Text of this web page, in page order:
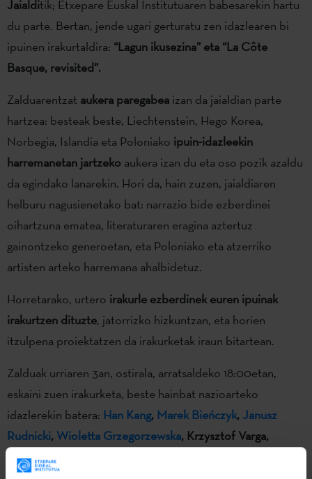
Jaialditik; Etxepare Euskal Institutuaren babesarekin hartu
du parte. Bertan, jende ugari gerturatu zen idazlearen bi
ipuinen irakurtaldira: “Lagun ikusezina” eta “La Côte
Basque, revisited”.
Zalduarentzat aukera paregabea izan da jaialdian parte
hartzea: besteak beste, Liechtenstein, Hego Korea,
Norbegia, Islandia eta Poloniako ipuin-idazleekin
harremanetan jartzeko aukera izan du eta oso pozik azaldu
da egindako lanarekin. Hori da, hain zuzen, jaialdiaren
helburu nagusienetako bat: narrazio bide ezberdinei
oihartzuna ematea, literaturaren eragina aztertuz
gainontzeko generoetan, eta Poloniako eta atzerriko
artisten arteko harremana ahalbidetuz.
Horretarako, urtero irakurle ezberdinek euren ipuinak
irakurtzen dituzte, jatorrizko hizkuntzan, eta horien
itzulpena proiektatzen da irakurketak iraun bitartean.
Zalduak urriaren 3an, ostirala, arratsaldeko 18:00etan,
eskaini zuen irakurketa, beste hainbat nazioarteko
idazlerekin batera: Han Kang, Marek Bieńczyk, Janusz
Rudnicki, Wioletta Grzegorzewska, Krzysztof Varga,
Halldór Armand Ásgeirsson